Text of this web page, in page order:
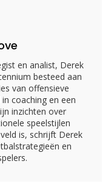
en analist, Derek
besteed aan
van offensieve
coaching en een
inzichten over
speelstijlen
is, schrijft Derek
en